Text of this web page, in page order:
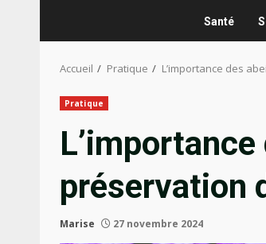
Santé
Accueil Pratique L’importance des
Pratique
préservation
Marise 27 novembre 2024